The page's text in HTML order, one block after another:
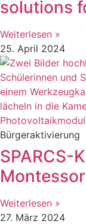
solutions
Weiterlesen »
25. April 2024
Bürgeraktivierung
SPARCS-
Weiterlesen »
27. März 2024